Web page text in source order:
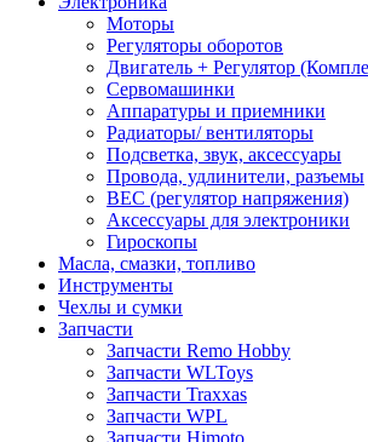
Моторы
Регуляторы оборотов
Двигатель + Регулятор
Сервомашинки
Аппаратуры и приемники
Радиаторы/ вентиляторы
Подсветка, звук, аксессуары
Провода, удлинители, разъемы
BEC (регулятор напряжения)
Аксессуары для электроники
Гироскопы
Масла, смазки, топливо
Инструменты
Чехлы и сумки
Запчасти
Запчасти Remo Hobby
Запчасти WLToys
Запчасти Traxxas
Запчасти WPL
Запчасти Himoto